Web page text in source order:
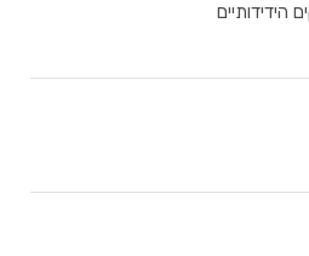
הידידותיים